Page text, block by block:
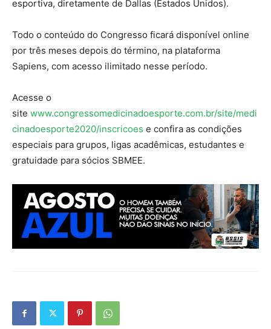
esportiva, diretamente de Dallas (Estados Unidos).
Todo o conteúdo do Congresso ficará disponível online
por três meses depois do término, na plataforma
Sapiens, com acesso ilimitado nesse período.
Acesse o
site www.congressomedicinadoesporte.com.br/site/medi
cinadoesporte2020/inscricoes e confira as condições
especiais para grupos, ligas acadêmicas, estudantes e
gratuidade para sócios SBMEE.